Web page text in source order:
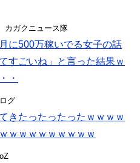
カガクニュース隊
に500万稼いでる女子の話
すごいね」と言った結果ｗ
・
グ
きたったったったｗｗｗｗ
ｗｗｗｗｗｗｗｗｗ